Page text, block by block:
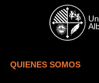
Skip to main content
QUIENES SOMOS